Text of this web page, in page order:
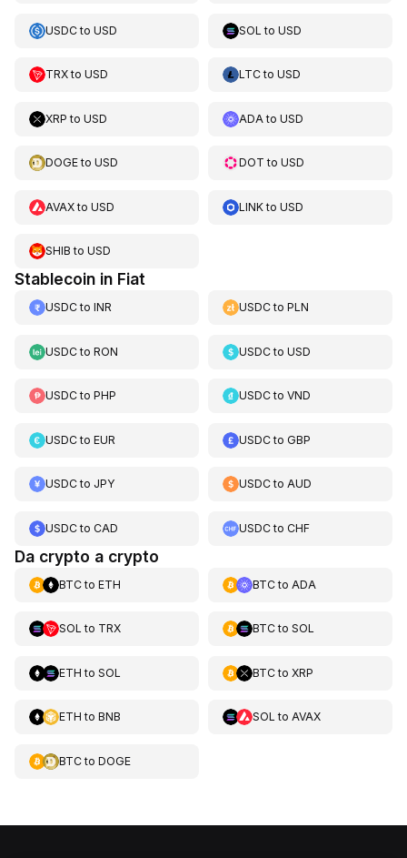
USDCto USD SOL toUSD
TRXto USD LTCtoUSD
XRP to USD ADA toUSD
DOGEto USD DOT toUSD
AVAXto USD LINKtoUSD
SHIB to USD
Stablecoin in Fiat
USDCto INR USDCtoPLN
USDCto RON USDCtoUSD
USDCto PHP USDCtoVND
USDCto EUR USDCtoGBP
USDCto JPY USDCtoAUD
USDCto CAD USDCtoCHF
Da crypto a crypto
BTCto ETH BTCto ADA
SOL to TRX BTCto SOL
ETH to SOL BTCto XRP
ETH to BNB SOL to AVAX
BTCto DOGE